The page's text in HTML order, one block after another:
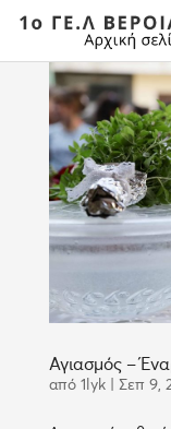
Αγιασμός –
από 1lyk| Σεπ 9,